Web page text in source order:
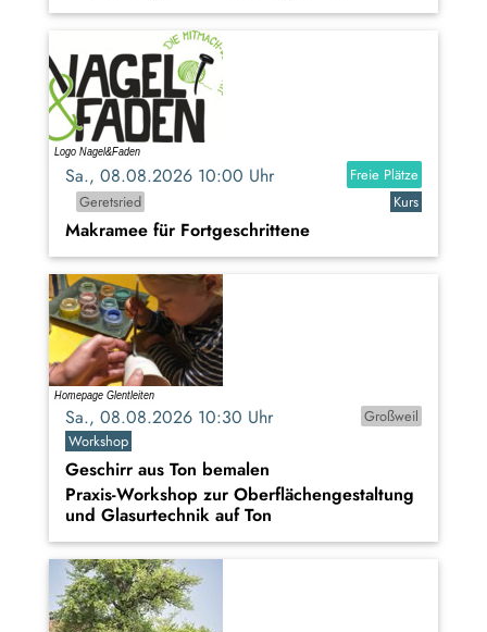
Sa., 08.08.2026 10:00 Uhr
Freie Plätze
Geretsried
Kurs
Makramee für Fortgeschrittene
Sa., 08.08.2026 10:30 Uhr
Großweil
Workshop
Geschirr aus Ton bemalen
Praxis-Workshop zur Oberflächengestaltung
und Glasurtechnik auf Ton